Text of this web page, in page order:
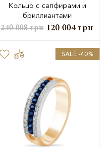
Кольцо с сапфирами и
бриллиантами
240 008грн 120 004грн
SALE -40%